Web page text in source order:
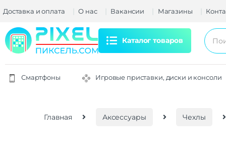
Доставка и оплата О нас Вакансии Магазины
Каталог товаров
Смартфоны Игровые приставки, диски и консоли
Главная Аксессуары Чехлы